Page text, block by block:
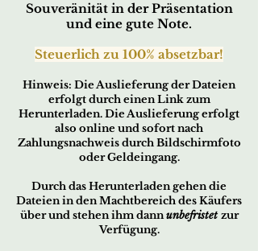
Souveränität in der Präsentation
und eine gute Note.
Steuerlich zu 100% absetzbar!
Hinweis: Die Auslieferung der Dateien
erfolgt durch einen Link zum
Herunterladen. Die Auslieferung erfolgt
also online und sofort nach
Zahlungsnachweis durch Bildschirmfoto
oder Geldeingang.
Durch das Herunterladen gehen die
Dateien in den Machtbereich des Käufers
über und stehen ihm dannunbefristetzur
Verfügung.